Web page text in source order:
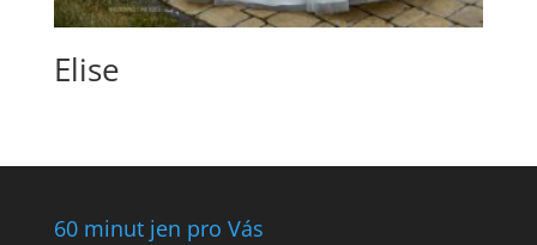
Elise
60 minut jen pro Vás